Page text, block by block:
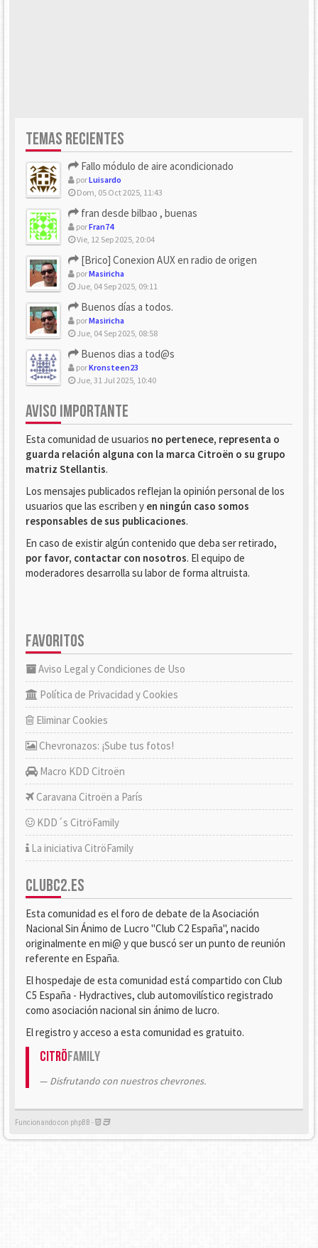
TEMAS RECIENTES
Fallo módulo de aire acondicionado
porLuisardo
Dom, 05 Oct 2025, 11:43
fran desde bilbao , buenas
porFran74
Vie, 12 Sep 2025, 20:04
[Brico] Conexion AUX en radio de origen
porMasiricha
Jue, 04 Sep 2025, 09:11
Buenos días a todos.
porMasiricha
Jue, 04 Sep 2025, 08:58
Buenos dias a tod@s
porKronsteen23
Jue, 31 Jul 2025, 10:40
AVISO IMPORTANTE
Esta comunidad de usuarios no pertenece, representa o
guarda relación alguna con la marca Citroën o su grupo
matriz Stellantis.
Los mensajes publicados reflejan la opinión personal de los
usuarios que las escriben y en ningún caso somos
responsables de sus publicaciones.
En caso de existir algún contenido que deba ser retirado,
por favor, contactar con nosotros. El equipo de
moderadores desarrolla su labor de forma altruista.
FAVORITOS
Aviso Legal y Condiciones de Uso
Política de Privacidad y Cookies
Eliminar Cookies
Chevronazos: ¡Sube tus fotos!
Macro KDD Citroën
Caravana Citroën a París
KDD´s CitröFamily
La iniciativa CitröFamily
CLUBC2.ES
Esta comunidad es el foro de debate de la Asociación
Nacional Sin Ánimo de Lucro "Club C2 España", nacido
originalmente en mi@ y que buscó ser un punto de reunión
referente en España.
El hospedaje de esta comunidad está compartido con Club
C5 España - Hydractives, club automovilístico registrado
como asociación nacional sin ánimo de lucro.
El registro y acceso a esta comunidad es gratuito.
CitröFamily
Disfrutando con nuestros chevrones.
Funcionando con phpBB -